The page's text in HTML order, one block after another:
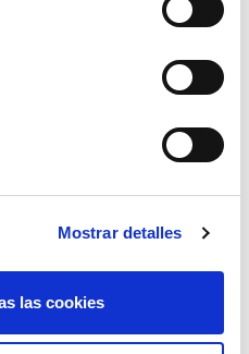
Mostrar detalles
las cookies